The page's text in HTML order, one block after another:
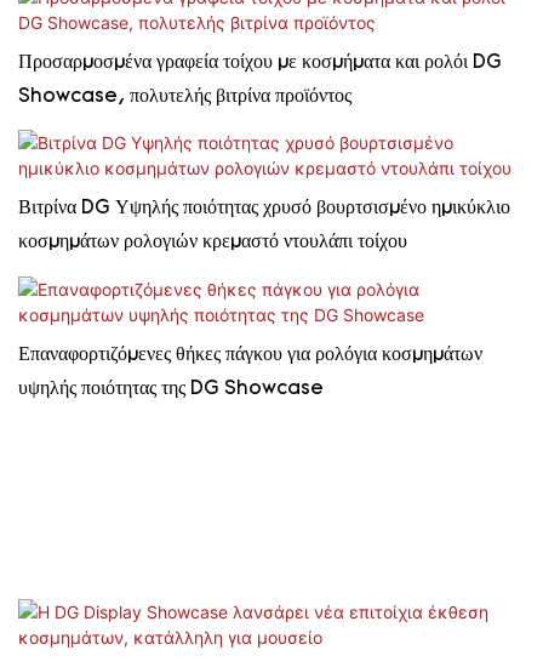
Προσαρμοσμένα γραφεία τοίχου με κοσμήματα και ρολόι DG
Showcase, πολυτελής βιτρίνα προϊόντος
Βιτρίνα DG Υψηλής ποιότητας χρυσό βουρτσισμένο ημικύκλιο
κοσμημάτων ρολογιών κρεμαστό ντουλάπι τοίχου
Επαναφορτιζόμενες θήκες πάγκου για ρολόγια κοσμημάτων
υψηλής ποιότητας της DG Showcase